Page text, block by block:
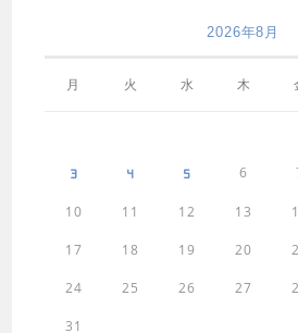
2026年8月
月 火 水 木
3 4 5 6
10 11 12 13
17 18 19 20
24 25 26 27
31